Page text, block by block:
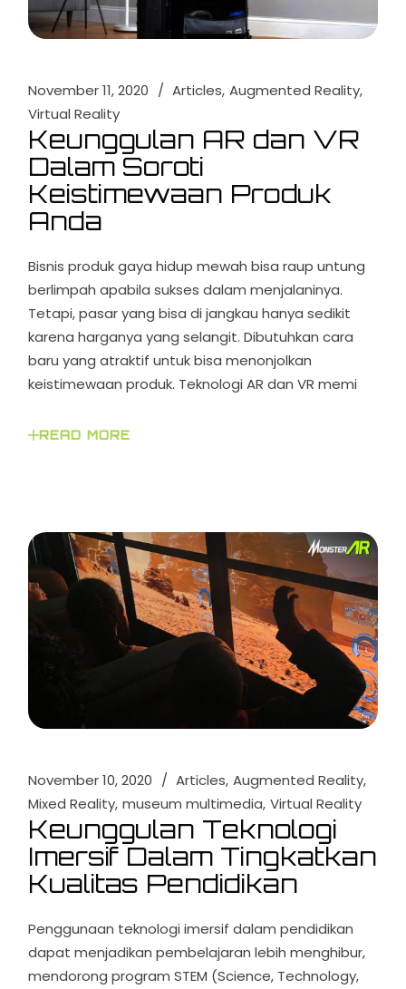
November 11, 2020 Articles Augmented Reality
Virtual Reality
Keunggulan AR dan VR
Dalam Soroti
Keistimewaan Produk
Anda
Bisnis produk gaya hidup mewah bisa raup untung
berlimpah apabila sukses dalam menjalaninya.
Tetapi, pasar yang bisa di jangkau hanya sedikit
karena harganya yang selangit. Dibutuhkan cara
baru yang atraktif untuk bisa menonjolkan
keistimewaan produk. Teknologi AR dan VR memi
READ MORE
November 10, 2020 Articles Augmented Reality
Mixed Reality museum multimedia Virtual Reality
Keunggulan Teknologi
Imersif Dalam Tingkatkan
Kualitas Pendidikan
Penggunaan teknologi imersif dalam pendidikan
dapat menjadikan pembelajaran lebih menghibur,
mendorong program STEM (Science, Technology,